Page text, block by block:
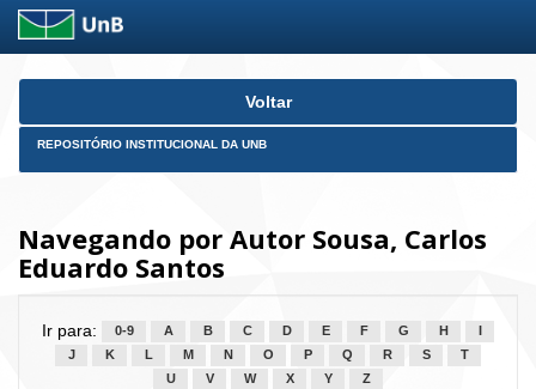
Skip
Voltar
REPOSITÓRIO INSTITUCIONAL DA UNB
Navegando por Autor Sousa, Carlos
Eduardo Santos
Ir para: 0-9 A B C D E F G H
J
K L M N O P Q R S
T
U
V W X Y Z